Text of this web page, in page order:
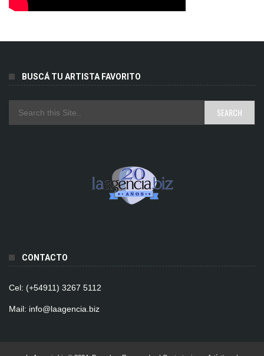
BUSCÁ TU ARTISTA FAVORITO
CONTACTO
Cel: (+54911) 3267 5112
Mail: info@laagencia.biz